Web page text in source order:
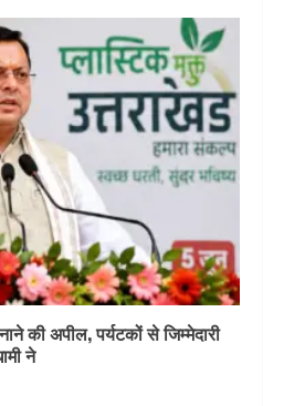
की अपील, पर्यटकों से जिम्मेदारी
ने